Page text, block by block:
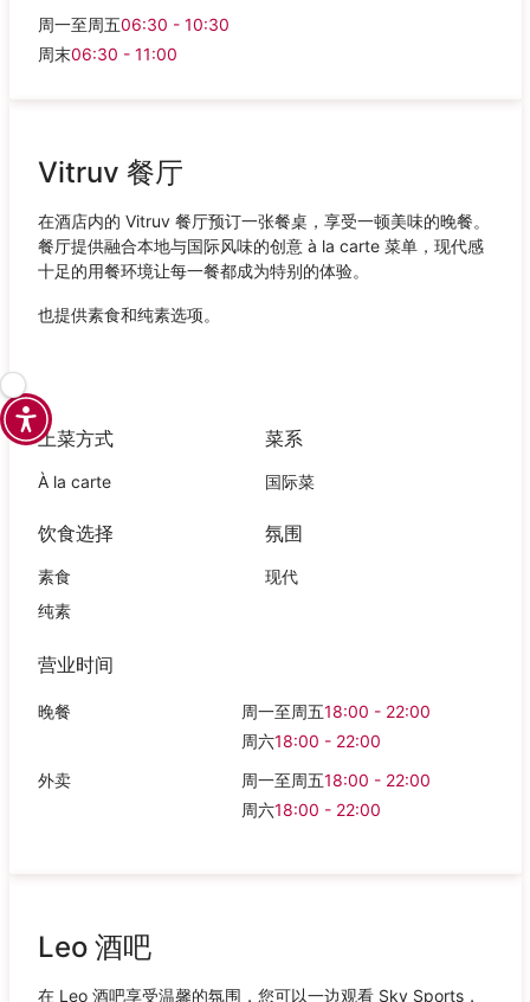
周一至周五06:30 - 10:30
周末06:30 - 11:00
Vitruv 餐厅
在酒店内的 Vitruv 餐厅预订一张餐桌，享受一顿美味的晚餐。
餐厅提供融合本地与国际风味的创意 à la carte 菜单，现代感
十足的用餐环境让每一餐都成为特别的体验。
也提供素食和纯素选项。
上菜方式
À la carte
菜系
国际菜
饮食选择
素食
纯素
氛围
现代
营业时间
晚餐 周一至周五18:00 - 22:00
周六18:00 - 22:00
外卖
周一至周五18:00 - 22:00
周六18:00 - 22:00
Leo 酒吧
在 Leo 酒吧享受温馨的氛围，您可以一边观看 Sky Sports，